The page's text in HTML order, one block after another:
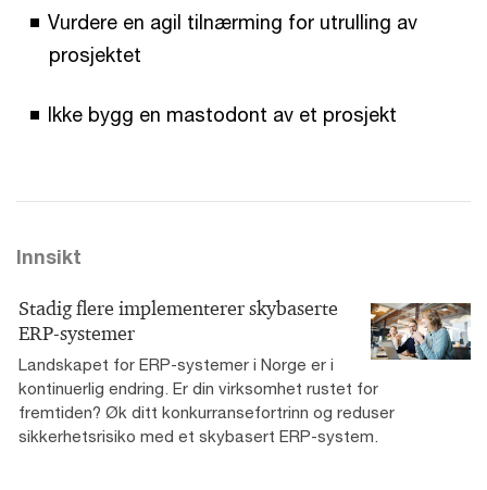
Vurdere en agil tilnærming for utrulling av
prosjektet
Ikke bygg en mastodont av et prosjekt
Innsikt
Stadig flere implementerer skybaserte
ERP-systemer
Landskapet for ERP-systemer i Norge er i
kontinuerlig endring. Er din virksomhet rustet for
fremtiden? Øk ditt konkurransefortrinn og reduser
sikkerhetsrisiko med et skybasert ERP-system.